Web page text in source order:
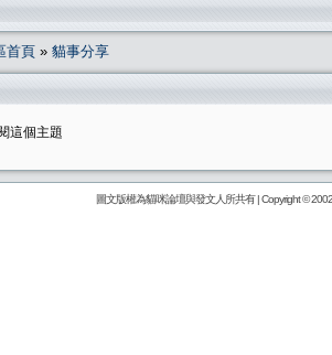
首頁 » 貓事分享
這個主題
圖文版權為貓咪論壇與發文人所共有 | Copyright ©